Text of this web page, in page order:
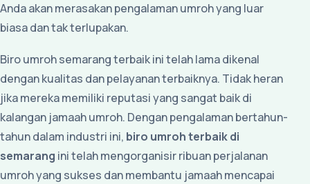
Anda akan merasakan pengalaman umroh yang luar
biasa dan tak terlupakan.
Biro umroh semarang terbaik ini telah lama dikenal
dengan kualitas dan pelayanan terbaiknya. Tidak heran
jika mereka memiliki reputasi yang sangat baik di
kalangan jamaah umroh. Dengan pengalaman bertahun-
tahun dalam industri ini, biro umroh terbaik di
semarang ini telah mengorganisir ribuan perjalanan
umroh yang sukses dan membantu jamaah mencapai